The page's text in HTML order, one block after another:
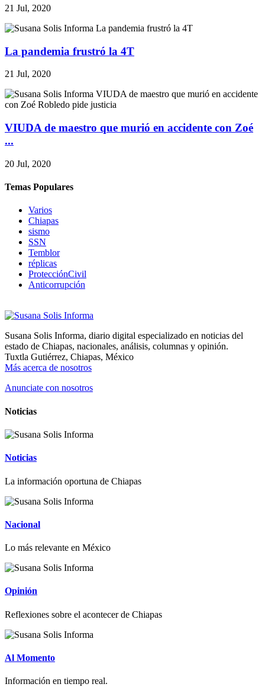
21 Jul, 2020
La pandemia frustró la 4T
21 Jul, 2020
VIUDA de maestro que murió en accidente con Zoé
...
20 Jul, 2020
Temas Populares
Varios
Chiapas
sismo
SSN
Temblor
réplicas
ProtecciónCivil
Anticorrupción
Susana Solis Informa, diario digital especializado en noticias del
estado de Chiapas, nacionales, análisis, columnas y opinión.
Tuxtla Gutiérrez, Chiapas, México
Más acerca de nosotros
Anunciate con nosotros
Noticias
Noticias
La información oportuna de Chiapas
Nacional
Lo más relevante en México
Opinión
Reflexiones sobre el acontecer de Chiapas
Al Momento
Información en tiempo real.